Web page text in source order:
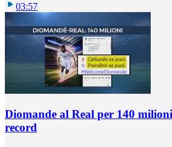
03:57
Diomande al Real per 140
record